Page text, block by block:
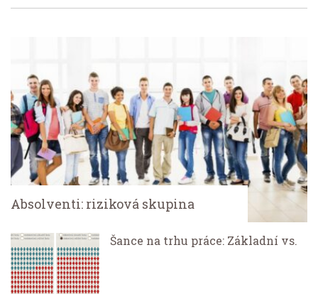
Absolventi: riziková skupina
Šance na trhu práce: Základní vs.